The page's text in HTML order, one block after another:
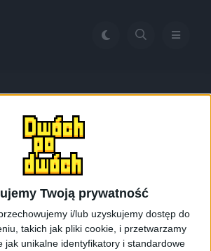
Twoją prywatność
i/lub uzyskujemy dostęp do
takich jak pliki cookie, i przetwarzamy
jak unikalne identyfikatory i standardowe
Allegro ceny
S4 Allegro ceny